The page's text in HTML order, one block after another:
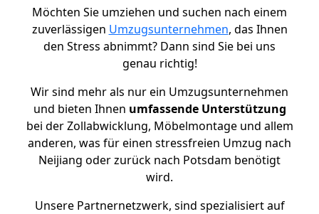
Möchten Sie umziehen und suchen nach einem
zuverlässigen Umzugsunternehmen, das Ihnen
den Stress abnimmt? Dann sind Sie bei uns
genau richtig!
Wir sind mehr als nur ein Umzugsunternehmen
und bieten Ihnen umfassende Unterstützung
bei der Zollabwicklung, Möbelmontage und allem
anderen, was für einen stressfreien Umzug nach
Neijiang oder zurück nach Potsdam benötigt
wird.
Unsere Partnernetzwerk, sind spezialisiert auf